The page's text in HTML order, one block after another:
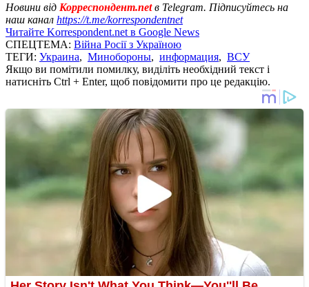
Новини від Корреспондент.netв Telegram. Підписуйтесь на
наш канал https://t.me/korrespondentnet
Читайте Korrespondent.net в Google News
СПЕЦТЕМА: Війна Росії з Україною
ТЕГИ: Украина, Минобороны, информация, ВСУ
Якщо ви помітили помилку, виділіть необхідний текст і
натисніть Ctrl + Enter, щоб повідомити про це редакцію.